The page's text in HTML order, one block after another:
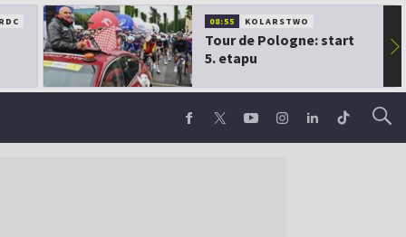
08:55 KOLARSTWO
Tour de Pologne: start
5. etapu
▶